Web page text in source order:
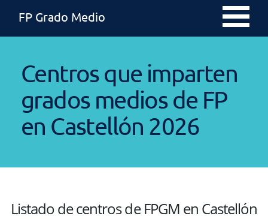
FP Grado Medio
Centros que imparten
grados medios de FP
en Castellón 2026
Listado de centros de FPGM en Castellón